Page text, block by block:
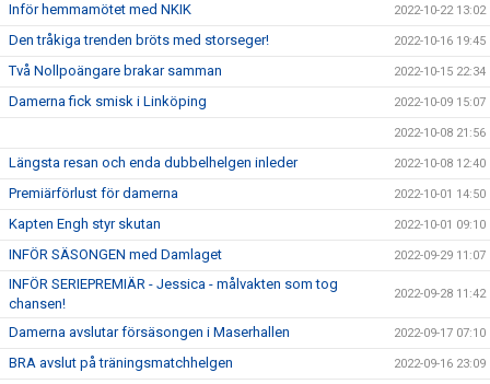
Inför hemmamötet med NKIK 2022-10-22 13:02
Den tråkiga trenden bröts med storseger! 2022-10-16 19:45
Två Nollpoängare brakar samman 2022-10-15 22:34
Damerna fick smisk i Linköping 2022-10-09 15:07
2022-10-08 21:56
Längsta resan och enda dubbelhelgen inleder 2022-10-08 12:40
Premiärförlust för damerna 2022-10-01 14:50
Kapten Engh styr skutan 2022-10-01 09:10
INFÖR SÄSONGEN med Damlaget 2022-09-29 11:07
INFÖR SERIEPREMIÄR - Jessica - målvakten som tog
chansen!
2022-09-28 11:42
Damerna avslutar försäsongen i Maserhallen 2022-09-17 07:10
BRA avslut på träningsmatchhelgen 2022-09-16 23:09